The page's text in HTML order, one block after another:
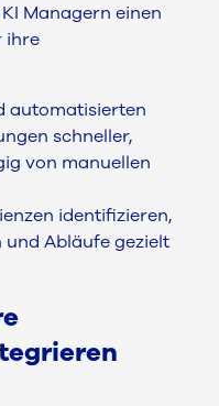
Managern einen
ihre
automatisierten
schneller,
von manuellen
identifizieren,
Abläufe gezielt